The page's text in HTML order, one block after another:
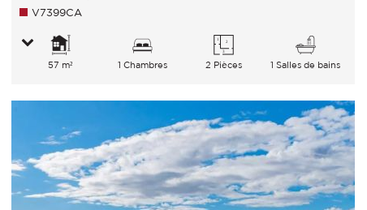
V7399CA
57 m² 1 Chambres 2 Pièces 1 Salles de bains